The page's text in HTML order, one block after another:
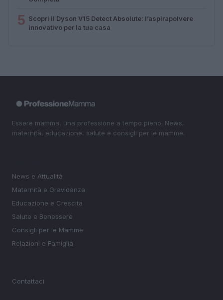
5 Scopri il Dyson V15 Detect Absolute: l’aspirapolvere
innovativo per la tua casa
Essere mamma, una professione a tempo pieno. News,
maternità, educazione, salute e consigli per le mamme.
News e Attualità
Maternità e Gravidanza
Educazione e Crescita
Salute e Benessere
Consigli per le Mamme
Relazioni e Famiglia
Contattaci